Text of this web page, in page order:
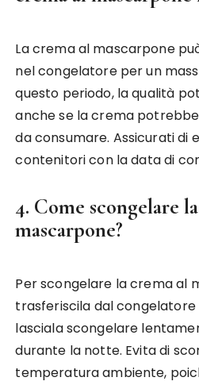
La crema al mascarpone
nel congelatore per un
questo periodo, la qualità
anche se la crema
da consumare. Assicurati di
contenitori con la data di
4. Come scongelare
mascarpone?
Per scongelare la crema al
trasferiscila dal
lasciala scongelare
durante la notte. Evita di
temperatura ambiente,